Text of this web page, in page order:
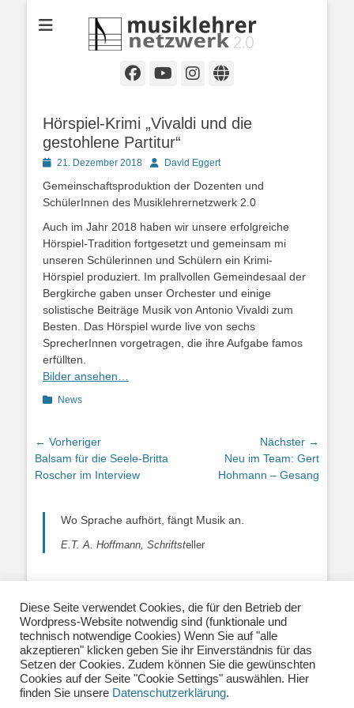
Selbständige Musikpädagoginnen und Musikpädagogen in
Wiesbaden
Facebook
YouTube
Instagram
Website
Hörspiel-Krimi „Vivaldi und die
gestohlene Partitur“
Posted21. Dezember 2018 AutorDavid Eggert
Gemeinschaftsproduktion der Dozenten und
SchülerInnen des Musiklehrernetzwerk 2.0
Auch im Jahr 2018 haben wir unsere erfolgreiche
Hörspiel-Tradition fortgesetzt und gemeinsam mi
unseren Schülerinnen und Schülern ein Krimi-
Hörspiel produziert. Im prallvollen Gemeindesaal der
Bergkirche gaben unser Orchester und einige
solistische Beiträge Musik von Antonio Vivaldi zum
Besten. Das Hörspiel wurde live von sechs
SprecherInnen vorgetragen, die ihre Aufgabe famos
erfüllten.
Bilder ansehen…
Kategorien
News
Beitragsnavigation
← Vorheriger
Vorheriger
Beitrag:
Balsam für die Seele-Britta
Roscher im Interview
Nächster →
Neu im Team: Gert
Hohmann – Gesang
Wo Sprache aufhört, fängt Musik an.
E.T. A. Hoffmann, Schriftsteller
Über uns|Impressum|Datenschutzerklärung|
Kontakt|Newsletter| E-Mail:
info@musiklehrernetzwerk.de
Social Media:Mastodon|Instagram |Facebook
-
Fotos auf dieser Website siehe Impressum
Diese Seite verwendet Cookies, die für den Betrieb der
Wordpress-Website notwendig sind (funktionale und
technisch notwendige Cookies) Wenn Sie auf "alle
akzeptieren" klicken geben Sie ihr Einverständnis für das
Setzen der Cookies. Zudem können Sie die gewünschten
Cookies auf der Seite "Cookie Settings" auswählen. Hier
finden Sie unsere Datenschutzerklärung.